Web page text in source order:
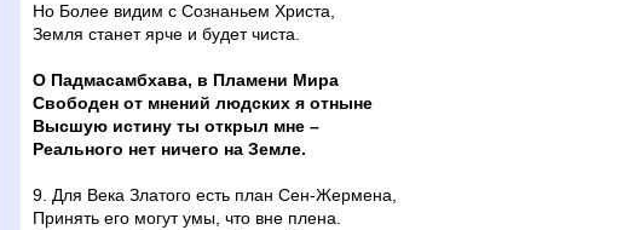
Но Более видим с Сознаньем Христа,
Земля станет ярче и будет чиста.
О Падмасамбхава, в Пламени Мира
Свободен от мнений людских я отныне
Высшую истину ты открыл мне –
Реального нет ничего на Земле.
9. Для Века Златого есть план Сен-Жермена,
Принять его могут умы, что вне плена.